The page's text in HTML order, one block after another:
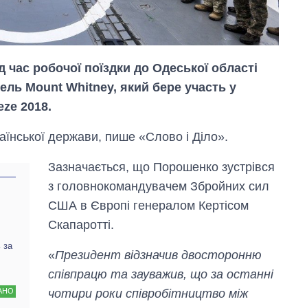
час робочої поїздки до Одеської області
Mount Whitney, який бере участь у
2018.
держави, пише «Слово і Діло».
за
Зазначається, що Порошенко зустрівся
з головнокомандувачем Збройних сил
США в Європі генералом Кертісом
Скапаротті.
«Президент відзначив двосторонню
співпрацю та зауважив, що за останні
чотири роки співробітництво між
бюджет
Міністерства
оборони за 13
років війни з